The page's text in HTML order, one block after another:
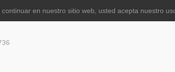
continuar en nuestro sitio web, usted acepta nuestro